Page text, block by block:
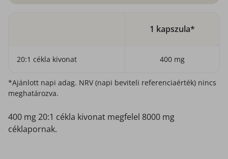
1 kapszula*
20:1 cékla kivonat 400 mg
*Ajánlott napi adag. NRV (napi beviteli referenciaérték) nincs
meghatározva.
400 mg 20:1 cékla kivonat megfelel 8000 mg
céklapornak.